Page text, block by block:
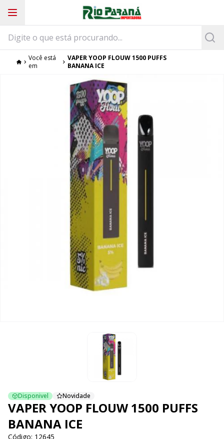
Você está
em
VAPER YOOP FLOUW 1500 PUFFS
BANANA ICE
Disponivel Novidade
VAPER YOOP FLOUW 1500 PUFFS
BANANA ICE
Código: 12645